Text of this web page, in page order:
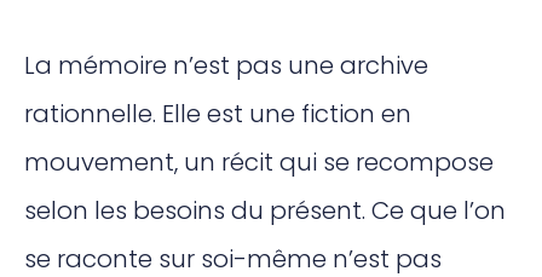
La mémoire n’est pas une archive
rationnelle. Elle est une fiction en
mouvement, un récit qui se recompose
selon les besoins du présent. Ce que l’on
se raconte sur soi-même n’est pas